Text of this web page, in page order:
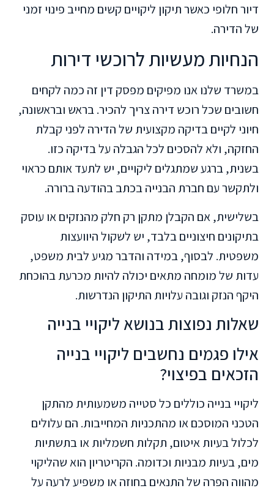
דיור חלופי כאשר תיקון ליקויים קשים מחייב פינוי זמני
של הדירה.
הנחיות מעשיות לרוכשי דירות
במשרד שלנו אנו מפיקים מפסק דין זה כמה לקחים
חשובים שכל רוכש דירה צריך להכיר. בראש ובראשונה,
חיוני לקיים בדיקה מקצועית של הדירה לפני קבלת
החזקה, ולא להסכים לכל הגבלה על בדיקה כזו.
בשנית, ברגע שמתגלים ליקויים, יש לתעד אותם כראוי
ולתקשר עם חברת הבנייה בכתב בהודעה ברורה.
בשלישית, אם הקבלן מתקן רק חלק מהנזקים או עוסק
בתיקונים חיצוניים בלבד, יש לשקול היוועצות
משפטית. לבסוף, במידה והדבר מגיע לבית משפט,
עדות של מומחה מתאים יכולה להיות מכרעת בהוכחת
היקף הנזק וגובה עלויות התיקון הנדרשות.
שאלות נפוצות בנושא ליקויי בנייה
אילו פגמים נחשבים ליקויי בנייה
הזכאים בפיצוי?
ליקויי בנייה כוללים כל סטייה משמעותית מהתקן
הטכני המוסכם או מהתכניות המחייבות. הם עלולים
לכלול בעיות איטום, תקלות חשמליות או בתשתיות
מים, בעיות מבניות וכדומה. הקריטריון הוא שהליקוי
מהווה הפרה של התנאים בחוזה או משפיע לרעה על